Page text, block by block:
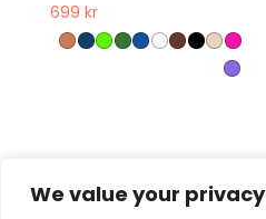
We value your privacy
699 kr